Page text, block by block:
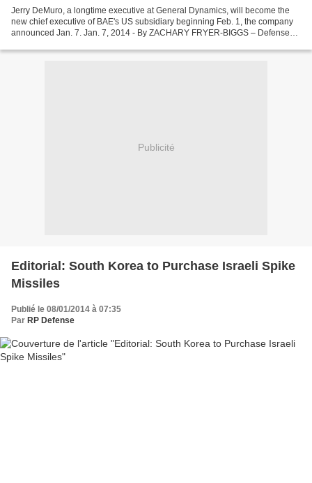
Jerry DeMuro, a longtime executive at General Dynamics, will become the
new chief executive of BAE's US subsidiary beginning Feb. 1, the company
announced Jan. 7. Jan. 7, 2014 - By ZACHARY FRYER-BIGGS – Defense
Publicité
Editorial: South Korea to Purchase Israeli Spike
Missiles
Publié le 08/01/2014 à 07:35
Par RP Defense